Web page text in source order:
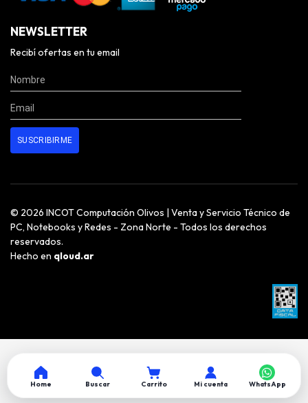
NEWSLETTER
Recibí ofertas en tu email
© 2026 INCOT Computación Olivos | Venta y Servicio Técnico de
PC, Notebooks y Redes - Zona Norte - Todos los derechos
reservados.
Hecho en qloud.ar
Home Buscar Carrito Mi cuenta